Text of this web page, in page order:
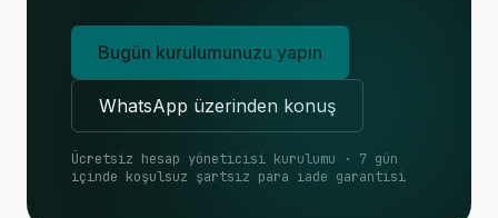
Bugün kurulumunuzu yapın
WhatsApp üzerinden konuş
Ücretsiz hesap yöneticisi kurulumu · 7 gün
içinde koşulsuz şartsız para iade garantisi